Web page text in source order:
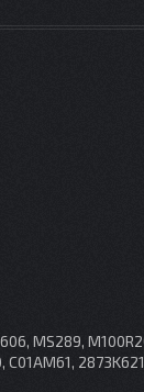
MS289,
C01AM61,